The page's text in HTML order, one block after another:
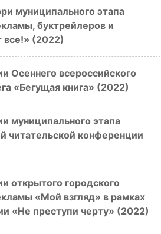
муниципального этапа
буктрейлеров и
(2022)
Осеннего всероссийского
«Бегущая книга» (2022)
муниципального этапа
читательской конференции
открытого городского
«Мой взгляд» в рамках
«Не преступи черту» (2022)